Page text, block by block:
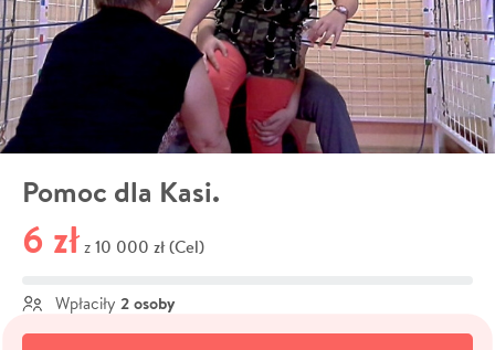
Pomoc dla Kasi.
6 zł z 10 000 zł (Cel)
Wpłaciły 2 osoby